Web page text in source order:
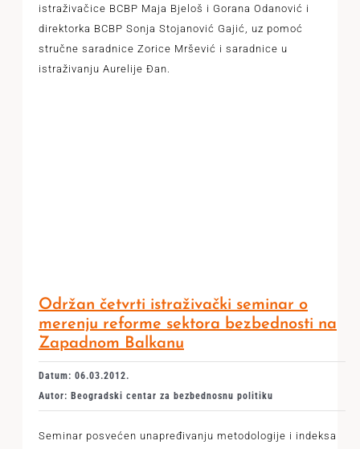
istraživačice BCBP Maja Bjeloš i Gorana Odanović i
direktorka BCBP Sonja Stojanović Gajić, uz pomoć
stručne saradnice Zorice Mršević i saradnice u
istraživanju Aurelije Đan.
Održan četvrti istraživački seminar o
merenju reforme sektora bezbednosti na
Zapadnom Balkanu
Datum: 06.03.2012.
Autor: Beogradski centar za bezbednosnu politiku
Seminar posvećen unapređivanju metodologije i indeksa